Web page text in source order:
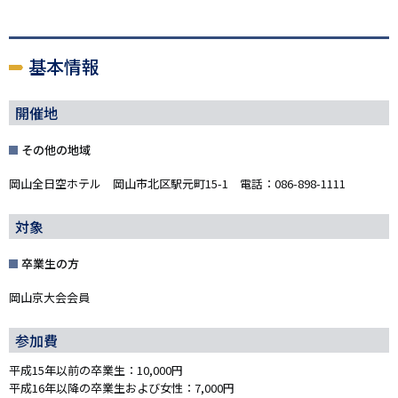
基本情報
開催地
その他の地域
岡山全日空ホテル 岡山市北区駅元町15-1 電話：086-898-1111
対象
卒業生の方
岡山京大会会員
参加費
平成15年以前の卒業生：10,000円
平成16年以降の卒業生および女性：7,000円